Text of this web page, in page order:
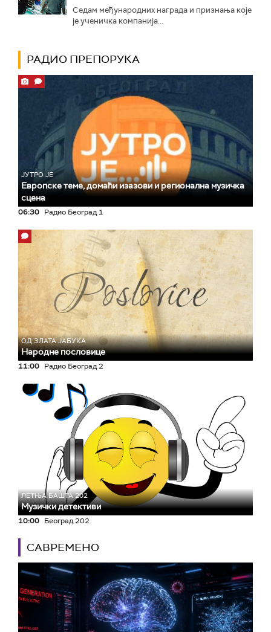
Седам међународних награда и признања које
је ученичка компанија...
РАДИО ПРЕПОРУКА
ЈУТРО ЈЕ
Европске теме, домаћи изазови и регионална музичка
сцена
06:30 Радио Београд 1
ОД ЗЛАТА ЈАБУКА
Народне пословице
11:00 Радио Београд 2
ЛЕТЊА БАШТА 202
Музички детективи
10:00 Београд 202
САВРЕМЕНО